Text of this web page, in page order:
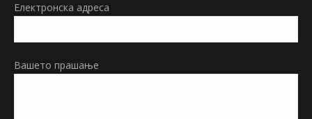
Електронска адреса
Вашето прашање